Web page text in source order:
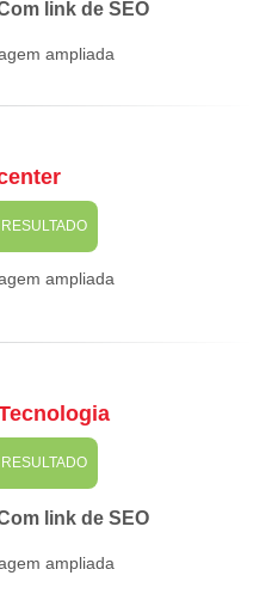
link de SEO
ampliada
ampliada
link de SEO
ampliada